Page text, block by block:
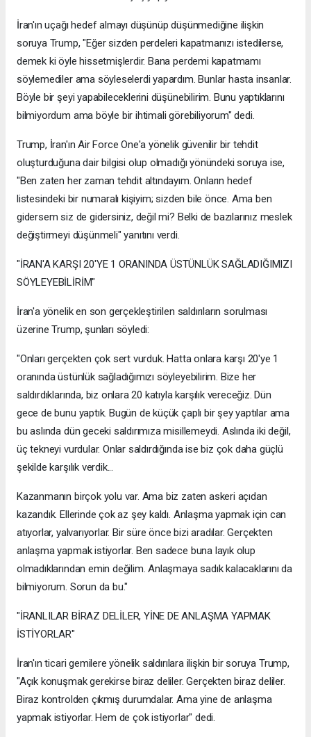
İran'ın uçağı hedef almayı düşünüp düşünmediğine ilişkin
soruya Trump, "Eğer sizden perdeleri kapatmanızı istedilerse,
demek ki öyle hissetmişlerdir. Bana perdemi kapatmamı
söylemediler ama söyleselerdi yapardım. Bunlar hasta insanlar.
Böyle bir şeyi yapabileceklerini düşünebilirim. Bunu yaptıklarını
bilmiyordum ama böyle bir ihtimali görebiliyorum" dedi.
Trump, İran'ın Air Force One'a yönelik güvenilir bir tehdit
oluşturduğuna dair bilgisi olup olmadığı yönündeki soruya ise,
"Ben zaten her zaman tehdit altındayım. Onların hedef
listesindeki bir numaralı kişiyim; sizden bile önce. Ama ben
gidersem siz de gidersiniz, değil mi? Belki de bazılarınız meslek
değiştirmeyi düşünmeli" yanıtını verdi.
"İRAN'A KARŞI 20'YE 1 ORANINDA ÜSTÜNLÜK SAĞLADIĞIMIZI
SÖYLEYEBİLİRİM"
İran'a yönelik en son gerçekleştirilen saldırıların sorulması
üzerine Trump, şunları söyledi:
"Onları gerçekten çok sert vurduk. Hatta onlara karşı 20'ye 1
oranında üstünlük sağladığımızı söyleyebilirim. Bize her
saldırdıklarında, biz onlara 20 katıyla karşılık vereceğiz. Dün
gece de bunu yaptık. Bugün de küçük çaplı bir şey yaptılar ama
bu aslında dün geceki saldırımıza misillemeydi. Aslında iki değil,
üç tekneyi vurdular. Onlar saldırdığında ise biz çok daha güçlü
şekilde karşılık verdik...
Kazanmanın birçok yolu var. Ama biz zaten askeri açıdan
kazandık. Ellerinde çok az şey kaldı. Anlaşma yapmak için can
atıyorlar, yalvarıyorlar. Bir süre önce bizi aradılar. Gerçekten
anlaşma yapmak istiyorlar. Ben sadece buna layık olup
olmadıklarından emin değilim. Anlaşmaya sadık kalacaklarını da
bilmiyorum. Sorun da bu."
"İRANLILAR BİRAZ DELİLER, YİNE DE ANLAŞMA YAPMAK
İSTİYORLAR"
İran'ın ticari gemilere yönelik saldırılara ilişkin bir soruya Trump,
"Açık konuşmak gerekirse biraz deliler. Gerçekten biraz deliler.
Biraz kontrolden çıkmış durumdalar. Ama yine de anlaşma
yapmak istiyorlar. Hem de çok istiyorlar" dedi.